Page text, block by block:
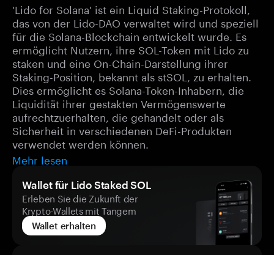
'Lido for Solana' ist ein Liquid Staking-Protokoll,
das von der Lido-DAO verwaltet wird und speziell
für die Solana-Blockchain entwickelt wurde. Es
ermöglicht Nutzern, ihre SOL-Token mit Lido zu
staken und eine On-Chain-Darstellung ihrer
Staking-Position, bekannt als stSOL, zu erhalten.
Dies ermöglicht es Solana-Token-Inhabern, die
Liquidität ihrer gestakten Vermögenswerte
aufrechtzuerhalten, die gehandelt oder als
Sicherheit in verschiedenen DeFi-Produkten
verwendet werden können.
Mehr lesen
Wallet für Lido Staked SOL
Erleben Sie die Zukunft der
Krypto-Wallets mit Tangem
Wallet erhalten